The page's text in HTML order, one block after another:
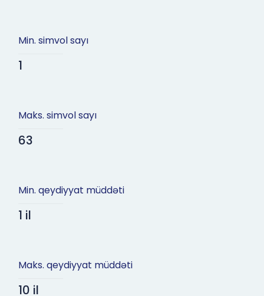
Min. simvol sayı
1
Maks. simvol sayı
63
Min. qeydiyyat müddəti
1 il
Maks. qeydiyyat müddəti
10 il